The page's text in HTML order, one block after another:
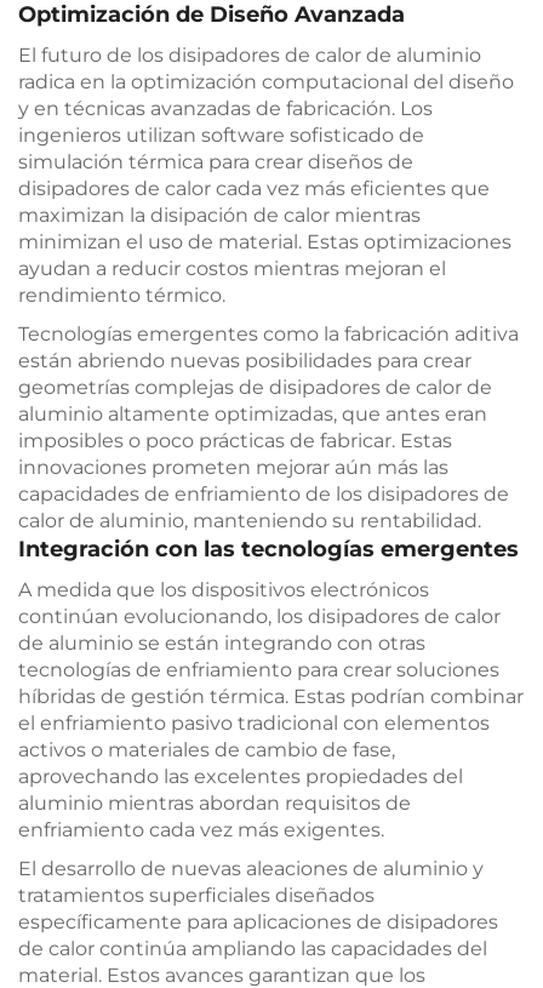
Optimización de Diseño Avanzada
El futuro de los disipadores de calor de aluminio
radica en la optimización computacional del diseño
y en técnicas avanzadas de fabricación. Los
ingenieros utilizan software sofisticado de
simulación térmica para crear diseños de
disipadores de calor cada vez más eficientes que
maximizan la disipación de calor mientras
minimizan el uso de material. Estas optimizaciones
ayudan a reducir costos mientras mejoran el
rendimiento térmico.
Tecnologías emergentes como la fabricación aditiva
están abriendo nuevas posibilidades para crear
geometrías complejas de disipadores de calor de
aluminio altamente optimizadas, que antes eran
imposibles o poco prácticas de fabricar. Estas
innovaciones prometen mejorar aún más las
capacidades de enfriamiento de los disipadores de
calor de aluminio, manteniendo su rentabilidad.
Integración con las tecnologías emergentes
A medida que los dispositivos electrónicos
continúan evolucionando, los disipadores de calor
de aluminio se están integrando con otras
tecnologías de enfriamiento para crear soluciones
híbridas de gestión térmica. Estas podrían combinar
el enfriamiento pasivo tradicional con elementos
activos o materiales de cambio de fase,
aprovechando las excelentes propiedades del
aluminio mientras abordan requisitos de
enfriamiento cada vez más exigentes.
El desarrollo de nuevas aleaciones de aluminio y
tratamientos superficiales diseñados
específicamente para aplicaciones de disipadores
de calor continúa ampliando las capacidades del
material. Estos avances garantizan que los